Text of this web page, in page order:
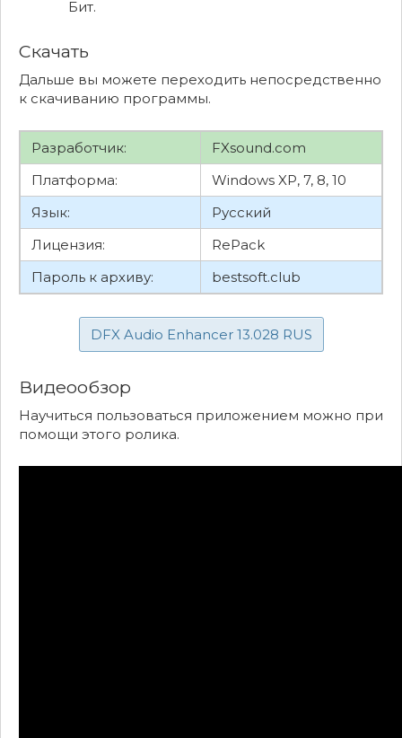
Бит.
Скачать
Дальше вы можете переходить непосредственно
к скачиванию программы.
Разработчик:
FXsound.com
Платформа:
Windows XP, 7, 8, 10
Язык:
Русский
Лицензия:
RePack
Пароль к архиву:
bestsoft.club
DFX Audio Enhancer 13.028 RUS
Видеообзор
Научиться пользоваться приложением можно при
помощи этого ролика.